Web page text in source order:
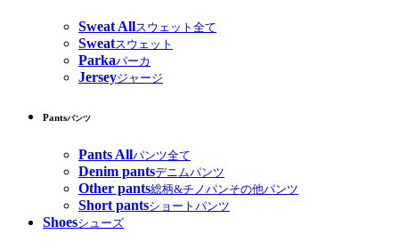
Sweat Allスウェット全て
Sweatスウェット
Parkaパーカ
Jerseyジャージ
Pantsパンツ
Pants Allパンツ全て
Denim pantsデニムパンツ
Other pants総柄&チノパンその他パンツ
Short pantsショートパンツ
Shoesシューズ